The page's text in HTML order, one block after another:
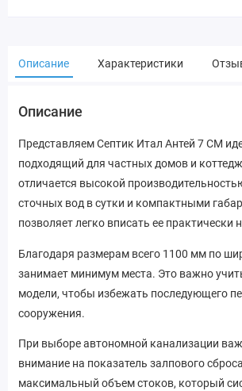
Описание Характеристики
Описание
Представляем Септик Итал Антей 7 СМ
подходящий для частных домов и
отличается высокой
сточных вод в сутки и компактными
позволяет легко вписать ее практически
Благодаря размерам всего 1100 мм по
занимает минимум места. Это важно
модели, чтобы избежать последующего
сооружения.
При выборе автономной канализации
внимание на показатель залпового
максимальный объем стоков, который